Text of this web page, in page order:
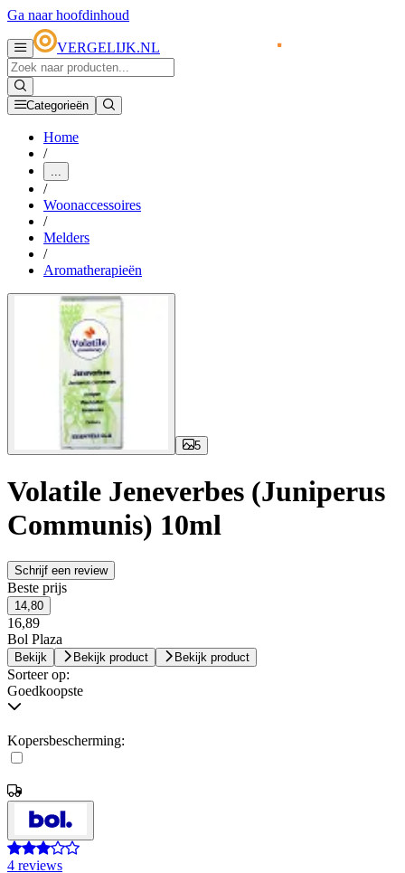
Ga naar hoofdinhoud
VERGELIJK.NL
Categorieën
Home
/
...
/
Woonaccessoires
/
Melders
/
Aromatherapieën
5
Volatile Jeneverbes (Juniperus
Communis) 10ml
Schrijf een review
Beste prijs
14,80
16,89
Bol Plaza
Bekijk Bekijk product Bekijk product
Sorteer op:
Goedkoopste
Kopersbescherming:
4 reviews